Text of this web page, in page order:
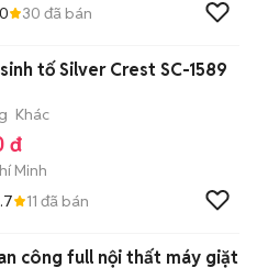
30 đã bán
tố Silver Crest SC-1589
Khác
đ
Minh
11 đã bán
công full nội thất máy giặt